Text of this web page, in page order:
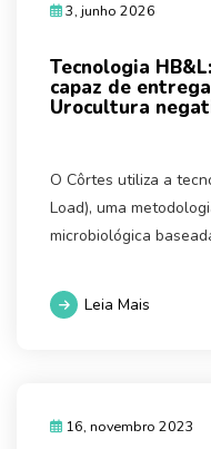
3, junho 2026
Tecnologia
capaz de
Urocultura
O Côrtes utiliza a
Load), uma
microbiológica
Leia Mais
16, novembro 2023